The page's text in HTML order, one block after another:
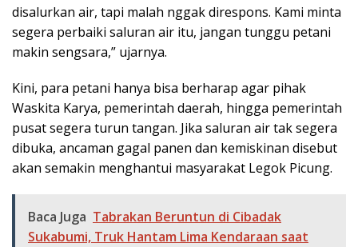
disalurkan air, tapi malah nggak direspons. Kami minta
segera perbaiki saluran air itu, jangan tunggu petani
makin sengsara,” ujarnya.
Kini, para petani hanya bisa berharap agar pihak
Waskita Karya, pemerintah daerah, hingga pemerintah
pusat segera turun tangan. Jika saluran air tak segera
dibuka, ancaman gagal panen dan kemiskinan disebut
akan semakin menghantui masyarakat Legok Picung.
Baca Juga Tabrakan Beruntun di Cibadak
Sukabumi, Truk Hantam Lima Kendaraan saat